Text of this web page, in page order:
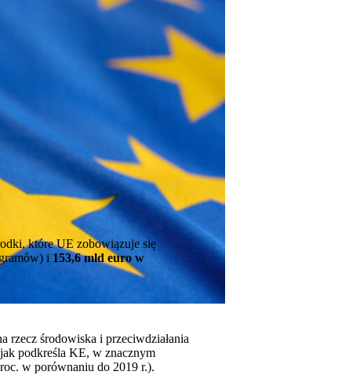
które UE zobowiązuje się
i 153,6 mld euro w
rzecz środowiska i przeciwdziałania
podkreśla KE, w znacznym
w porównaniu do 2019 r.).